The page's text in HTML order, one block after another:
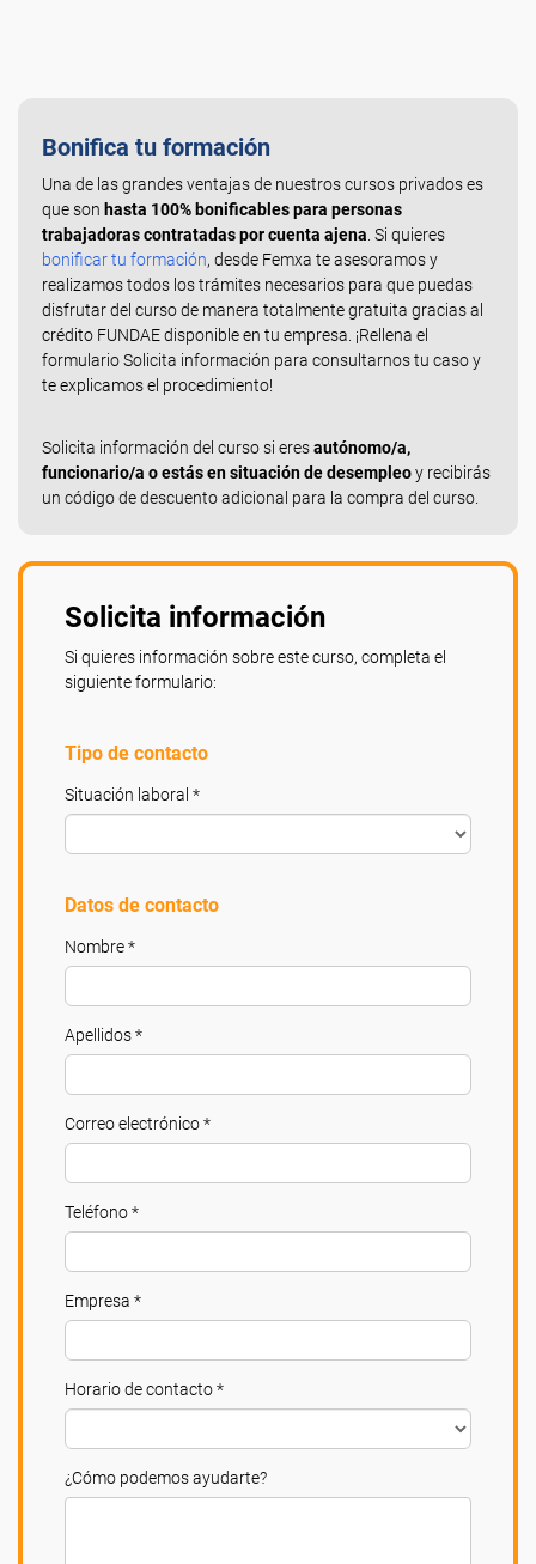
Bonifica tu formación
Una de las grandes ventajas de nuestros cursos privados es
que son hasta 100% bonificables para personas
trabajadoras contratadas por cuenta ajena . Si quieres
bonificar tu formación, desde Femxa te asesoramos y
realizamos todos los trámites necesarios para que puedas
disfrutar del curso de manera totalmente gratuita gracias al
crédito FUNDAE disponible en tu empresa. ¡Rellena el
formulario Solicita información para consultarnos tu caso y
te explicamos el procedimiento!
Solicita información del curso si eresautónomo/a,
funcionario/a o estás en situación de desempleoy recibirás
un código de descuento adicional para la compra del curso.
Solicita información
Si quieres información sobre este curso, completa el
siguiente formulario:
Tipo de contacto
Situación laboral *
Datos de contacto
Nombre *
Apellidos *
Correo electrónico *
Teléfono *
Empresa *
Horario de contacto *
¿Cómo podemos ayudarte?